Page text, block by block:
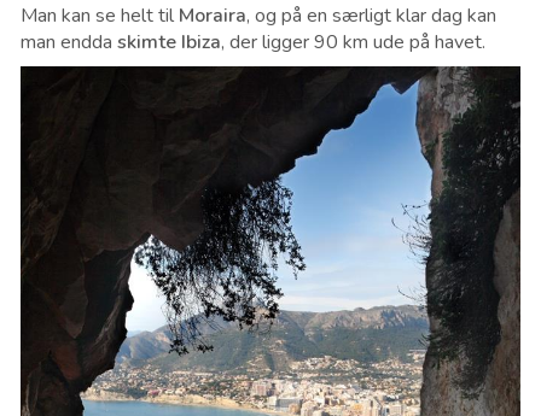
Man kan se helt til Moraira, og på en særligt klar dag kan
man endda skimte Ibiza, der ligger 90 km ude på havet.